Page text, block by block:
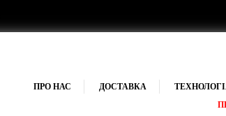
ПРО НАС ДОСТАВКА